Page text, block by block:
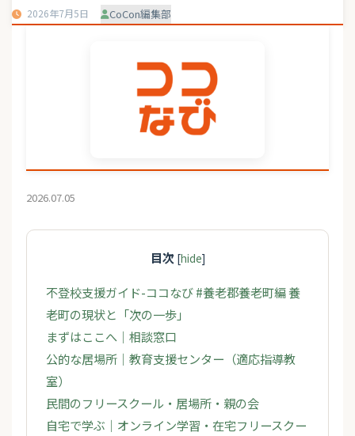
2026年7月5日 CoCon編集部
2026.07.05
目次 [hide]
不登校支援ガイド-ココなび #養老郡養老町編 養
老町の現状と「次の一歩」
まずはここへ｜相談窓口
公的な居場所｜教育支援センター（適応指導教
室）
民間のフリースクール・居場所・親の会
自宅で学ぶ｜オンライン学習・在宅フリースクー